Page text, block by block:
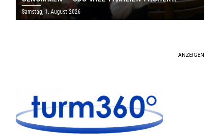
ERREICHEN
Samstag, 1. August 2026
ANZEIGEN